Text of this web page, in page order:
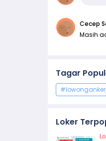
Cecep
Masih
Tagar
Loker